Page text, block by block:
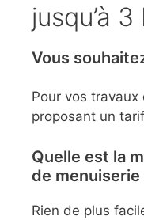
jusqu’à
Vous
Pour vos
proposant un
Quelle est la
de
Rien de plus